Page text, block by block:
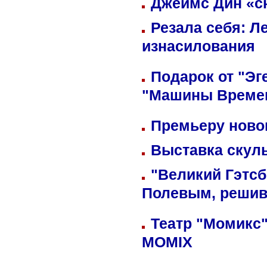
Джеймс Дин
Резала себя:
изнасилования
Подарок от
"Машины
Премьеру
Выставка
"Великий
Полевым,
Театр
MOMIX